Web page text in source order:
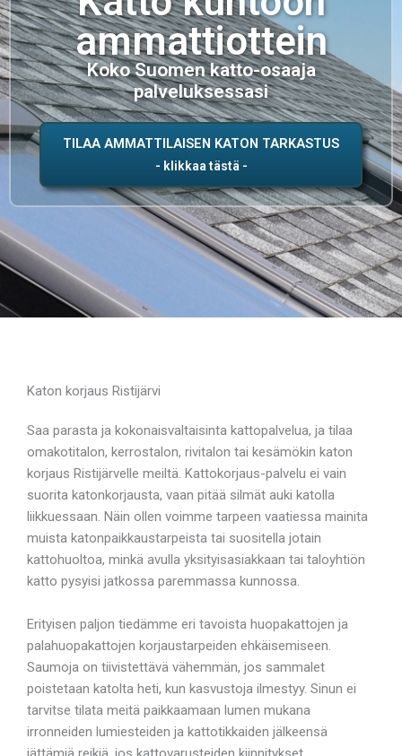
ammattiottein
Koko Suomen katto-osaaja
palveluksessasi
TILAA AMMATTILAISEN KATON TARKASTUS
Katon korjaus Ristijärvi
Saa parasta ja kokonaisvaltaisinta kattopalvelua, ja tilaa
omakotitalon, kerrostalon, rivitalon tai kesämökin katon
korjaus Ristijärvelle meiltä. Kattokorjaus-palvelu ei vain
suorita katonkorjausta, vaan pitää silmät auki katolla
liikkuessaan. Näin ollen voimme tarpeen vaatiessa mainita
muista katonpaikkaustarpeista tai suositella jotain
kattohuoltoa, minkä avulla yksityisasiakkaan tai taloyhtiön
katto pysyisi jatkossa paremmassa kunnossa.
Erityisen paljon tiedämme eri tavoista huopakattojen ja
palahuopakattojen korjaustarpeiden ehkäisemiseen.
Saumoja on tiivistettävä vähemmän, jos sammalet
poistetaan katolta heti, kun kasvustoja ilmestyy. Sinun ei
tarvitse tilata meitä paikkaamaan lumen mukana
irronneiden lumiesteiden ja kattotikkaiden jälkeensä